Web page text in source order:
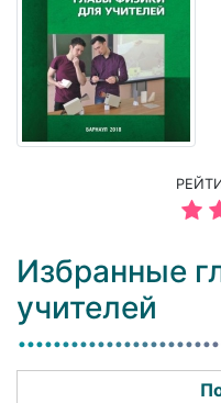
Избранные
учителей